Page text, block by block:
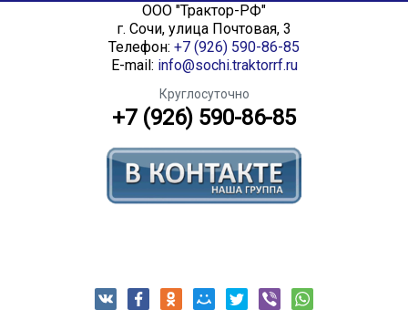
ООО "Трактор-РФ"
г. Сочи, улица Почтовая, 3
Телефон: +7 (926) 590-86-85
E-mail: info@sochi.traktorrf.ru
Круглосуточно
+7 (926) 590-86-85